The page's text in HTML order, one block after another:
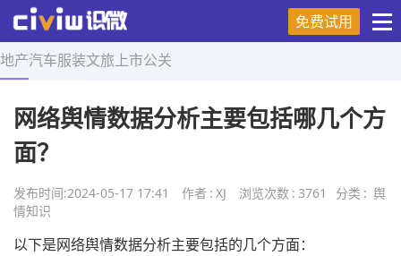
免费试用
地产汽车服装文旅 上市公关
首页 > 舆情知识 > 正文
网络舆情数据分析主要包括哪几个方
面？
发布时间:2024-05-17 17:41 作者 : XJ 浏览次数 : 3761 分类 : 舆
情知识
以下是网络舆情数据分析主要包括的几个方面：